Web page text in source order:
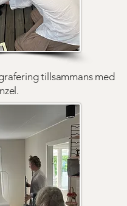
tillsammans med